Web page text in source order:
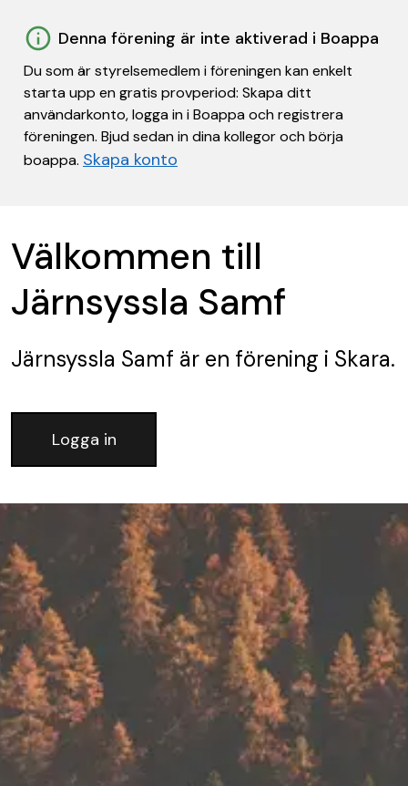
Denna förening är inte aktiverad i Boappa
Du som är styrelsemedlem i föreningen kan enkelt
starta upp en gratis provperiod: Skapa ditt
användarkonto, logga in i Boappa och registrera
föreningen. Bjud sedan in dina kollegor och börja
boappa. Skapa konto
Välkommen till
Järnsyssla Samf
Järnsyssla Samf är en förening i Skara.
Logga in